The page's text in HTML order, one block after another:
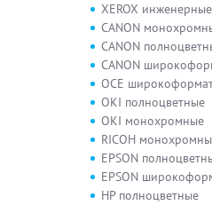
XEROX
CANON
CANON
CANON
OCE
OKI полноцветные
OKI монохромные
RICOH
EPSON
EPSON
HP полноцветные